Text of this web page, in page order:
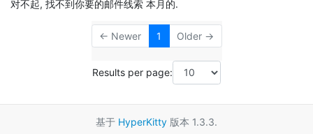
对不起, 找不到你要的邮件线索 本月的.
← Newer 1 Older →
Results per page:
基于 HyperKitty 版本 1.3.3.